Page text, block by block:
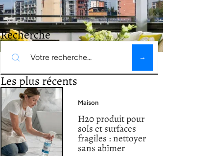
Recherche
Les plus récents
Maison
H20 produit pour
sols et surfaces
fragiles : nettoyer
sans abîmer